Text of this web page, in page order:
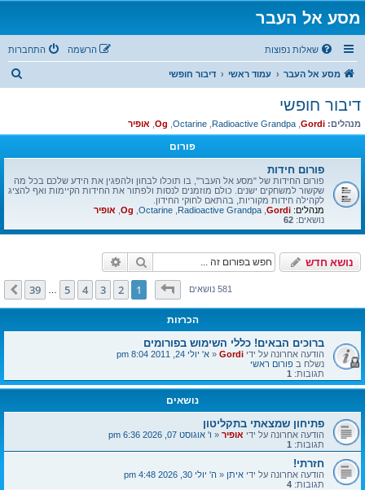
מסע אל העבר
שאלות נפוצות התחברות הרשמה
מסע אל העבר עמוד ראשי דיבור חופשי
ח
דיבור חופשי
מנהלים: Gordi
,
Radioactive Grandpa
,
Octarine
,
Og
, אופיר
פורום
פורום חידות
פורום החידות של "מסע אל העבר", בו תוכלו לבחון ולהפגין את הידע שלכם בכל מה
שקשור למשחקים ישנים. כולם מוזמנים לנסות ולפתור את החידות הקיימות ואף להציג
לקהילה חידות מקוריות, בהתאם לחוקי החידון.
מנהלים: Gordi
,
Radioactive Grandpa
,
Octarine
,
Og
, אופיר
נושאים: 62
נושא חדש חיפוש
581 נושאיםדף1מתוך39
1
2
3
4
5
39 הבא
הכרזות
ברוכים הבאים! כללי השימוש בפורומים
הודעה אחרונה על ידי Gordi
«א' יולי 24, 2011 8:04 pm
נשלח בפורום ראשי
תגובות: 1
נושאים
פתיחון שמצאתי בתקליטון
הודעה אחרונה על ידי אופיר«ו' אוגוסט 07, 2026 6:36 pm
תגובות: 1
חזרתי!
הודעה אחרונה על ידי איתן«ה' יולי 30, 2026 4:48 pm
תגובות: 4